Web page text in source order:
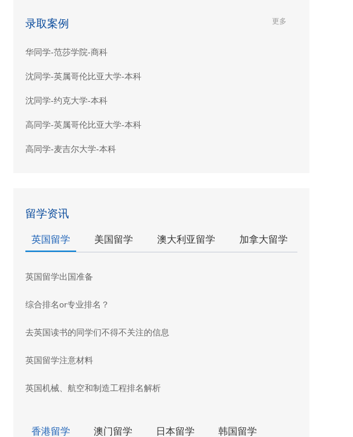
录取案例 更多
华同学-范莎学院-商科
沈同学-英属哥伦比亚大学-本科
沈同学-约克大学-本科
高同学-英属哥伦比亚大学-本科
高同学-麦吉尔大学-本科
留学资讯
英国留学 美国留学 澳大利亚留学 加拿大留学
英国留学出国准备
综合排名or专业排名？
去英国读书的同学们不得不关注的信息
英国留学注意材料
英国机械、航空和制造工程排名解析
香港留学 澳门留学 日本留学 韩国留学